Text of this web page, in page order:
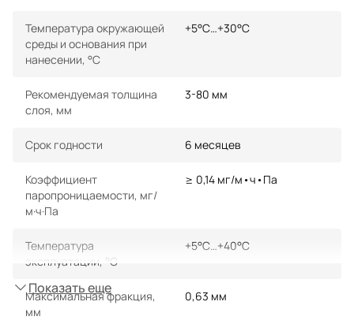
Температура окружающей
среды и основания при
нанесении, °С
+5°С…+30°С
Рекомендуемая толщина
слоя, мм
3-80 мм
Срок годности 6 месяцев
Коэффициент
паропроницаемости, мг/
м·ч·Па
≥ 0,14 мг/м•ч•Па
Температура
эксплуатации, °С
+5°С…+40°С
Максимальная фракция,
мм
0,63 мм
Показать еще